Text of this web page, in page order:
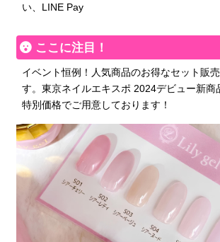
い、LINE Pay
ここに注目！
イベント恒例！人気商品のお得なセット販
す。東京ネイルエキスポ 2024デビュー新商
特別価格でご用意しております！